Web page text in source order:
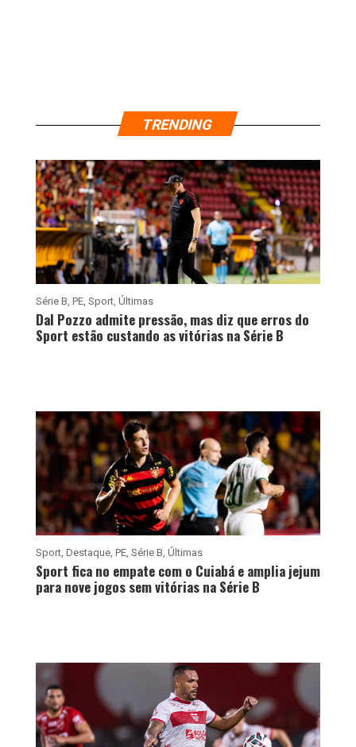
TRENDING
Série B, PE, Sport, Últimas
Dal Pozzo admite pressão, mas diz que erros do
Sport estão custando as vitórias na Série B
Sport, Destaque, PE, Série B, Últimas
Sport fica no empate com o Cuiabá e amplia jejum
para nove jogos sem vitórias na Série B